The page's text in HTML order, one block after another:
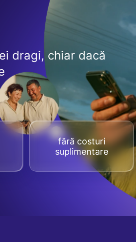
dragi, chiar dacă
fără costuri
suplimentare